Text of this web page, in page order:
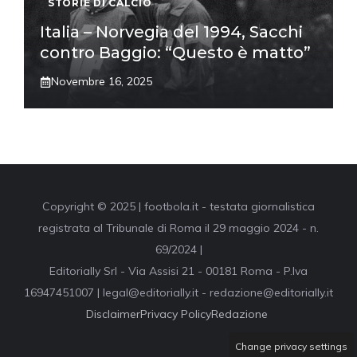
STORIE DI CALCIO
Italia – Norvegia del 1994, Sacchi
contro Baggio: “Questo è matto”
Novembre 16, 2025
Copyright © 2025 | footbola.it - testata giornalistica
registrata al Tribunale di Roma il 29 maggio 2024 - n.
69/2024 |
Editorially Srl - Via Assisi 21 - 00181 Roma - P.Iva
16947451007 | legal@editorially.it - redazione@editorially.it
DisclaimerPrivacy PolicyRedazione
Change privacy settings